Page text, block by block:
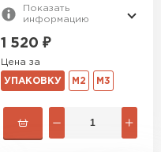
Показать
информацию
1 520 ₽
Цена за
УПАКОВКУ М2 М3